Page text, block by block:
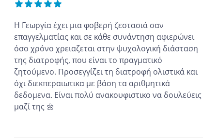
Η Γεωργία έχει μια φοβερή ζεστασιά σαν
επαγγελματίας και σε κάθε συνάντηση αφιερώνει
όσο χρόνο χρειαζεται στην ψυχολογική διάσταση
της διατροφής, που είναι το πραγματικό
ζητούμενο. Προσεγγίζει τη διατροφή ολιστικά και
όχι διεκπεραιωτικα με βάση τα αριθμητικά
δεδομενα. Είναι πολύ ανακουφιστικο να δουλεύεις
μαζί της 🌼